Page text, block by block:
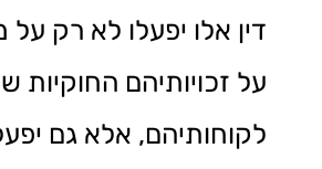
דין אלו יפעלו לא רק על
על זכויותיהם החוקיות
לקוחותיהם, אלא גם